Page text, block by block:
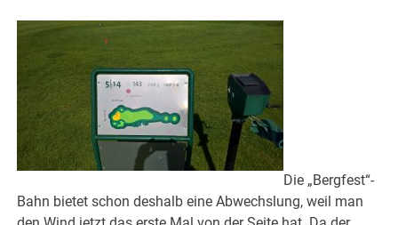
Die „Bergfest“-
Bahn bietet schon deshalb eine Abwechslung, weil man